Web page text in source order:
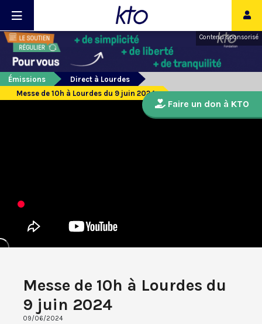
Contenu sponsorisé
Émissions
Direct à Lourdes
Messe de 10h à Lourdes du 9 juin 2024
Messe de 10h à Lourdes du
9 juin 2024
09/06/2024
Faire un don à KTO